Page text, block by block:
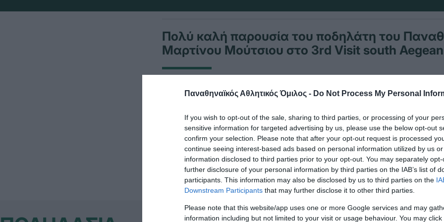
Παναθηναϊκός Αθλητικός Όμιλος - Do Not Process My Personal
If you wish to opt-out of the sale, sharing to third parties, or processing of your
sensitive information for targeted advertising by us, please use the below opt-out
confirm your selection. Please note that after your opt-out request is processed
continue seeing interest-based ads based on personal information utilized by us
information disclosed to third parties prior to your opt-out. You may separately
further disclosure of your personal information by third parties on the IAB’s list of
participants. This information may also be disclosed by us to third parties on the
Downstream Participants that may further disclose it to other third parties.
Please note that this website/app uses one or more Google services and may
information including but not limited to your visit or usage behaviour. You may
Πολύ καλή παρουσία του ποδηλάτη του
Μαρτίνου Μούτσιου στο 3rd Visit south
«τριφύλλι» στον συγκεκριμένο διεθνή αγώνα.
Μάλιστα κατέκτησε την 91ηθέση μεταξύ 130 αθλητών
έναν δυνατό αγώνα, από την Ρόδο στην Κοσκινού, μήκους